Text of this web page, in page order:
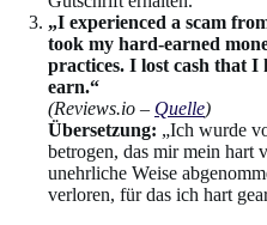
„I experienced a scam
took my hard-earned
practices. I lost cash that
earn.“
(Reviews.io – Quelle)
Übersetzung: „Ich wurde
betrogen, das mir mein hart
unehrliche Weise
verloren, für das ich hart